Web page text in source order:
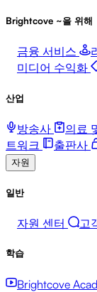
Brightcove ~을 위해
금융 서비스
미디어 수익화
산업
방송사 의료
트워크
출판사
자원
일반
자원 센터 고
학습
Brightcove